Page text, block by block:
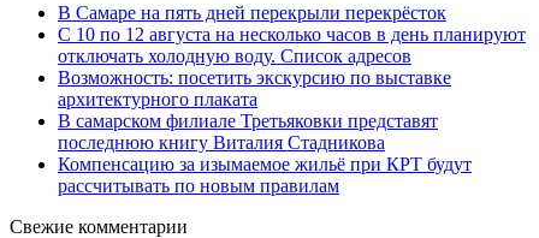
В Самаре на пять дней перекрыли перекрёсток
С 10 по 12 августа на несколько часов в день планируют
отключать холодную воду. Список адресов
Возможность: посетить экскурсию по выставке
архитектурного плаката
В самарском филиале Третьяковки представят
последнюю книгу Виталия Стадникова
Компенсацию за изымаемое жильё при КРТ будут
рассчитывать по новым правилам
Свежие комментарии